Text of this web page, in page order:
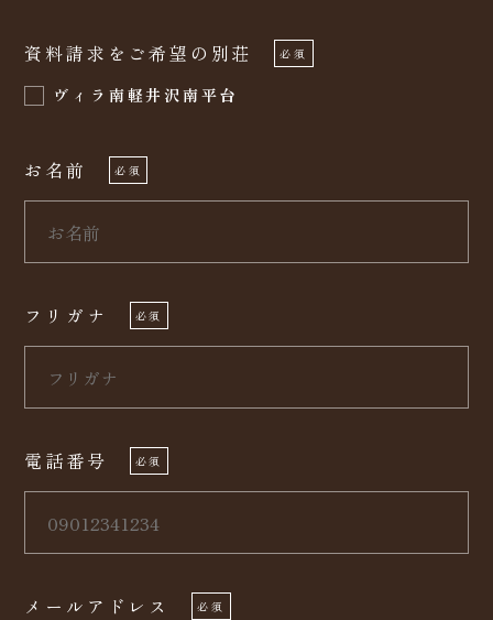
資料請求をご希望の別荘 必須
ヴィラ南軽井沢南平台
お名前 必須
フリガナ 必須
電話番号 必須
メールアドレス 必須